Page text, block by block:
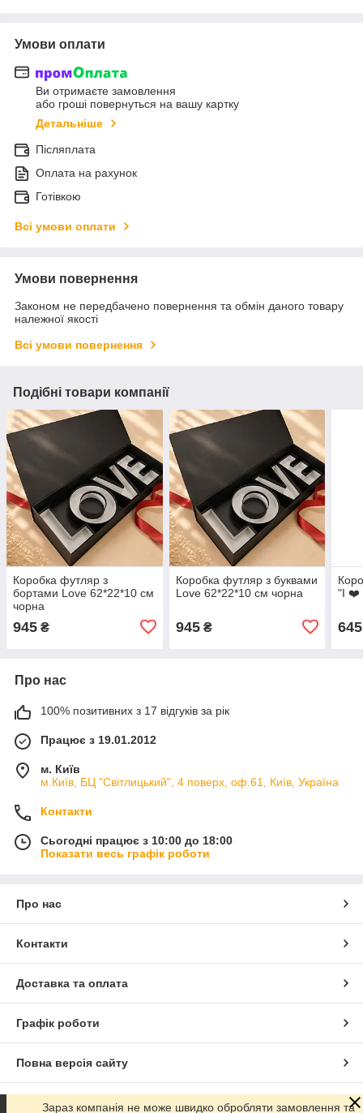
Умови оплати
Ви отримаєте замовлення
або гроші повернуться на вашу картку
Детальніше
Післяплата
Оплата на рахунок
Готівкою
Всі умови оплати
Умови повернення
Законом не передбачено повернення та обмін даного товару
належної якості
Всі умови повернення
Подібні товари компанії
Коробка футляр з
бортами Love 62*22*10 см
чорна
945 ₴
Коробка футляр з буквами
Love 62*22*10 см чорна
945₴
"I ❤️
645
Про нас
100% позитивних з 17 відгуків за рік
Працює з 19.01.2012
м. Київ
м.Київ, БЦ "Світлицький", 4 поверх, оф.61, Київ, Україна
Контакти
Сьогодні працює з 10:00 до 18:00
Показати весь графік роботи
Про нас
Контакти
Доставка та оплата
Графік роботи
Повна версія сайту
Сайт створено на маркетплейсі Prom.ua
Зараз компанія не може швидко обробляти замовлення та